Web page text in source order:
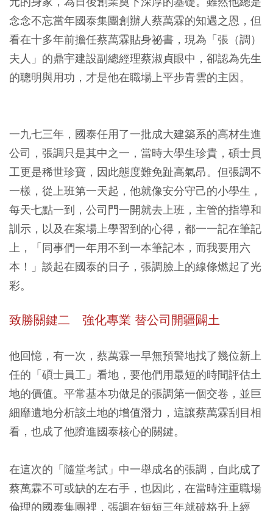
念念不忘當年國泰集團創辦人蔡萬霖的知遇之恩，但
看在十多年前擔任蔡萬霖貼身祕書，現為「張（調）
夫人」的鼎宇建設副總經理蔡淑貞眼中，卻認為先生
的聰明與用功，才是他在職場上平步青雲的主因。
一九七三年，國泰任用了一批成大建築系的高材生進
公司，張調只是其中之一，當時大學生珍貴，碩士員
工更是稀世珍寶，因此態度難免趾高氣昂。但張調不
一樣，從上班第一天起，他就像安分守己的小學生，
每天七點一到，公司門一開就去上班，主管的指導和
訓示，以及在案場上學習到的心得，都一一記在筆記
上，「同事們一年用不到一本筆記本，而我要用六
本！」談起在國泰的日子，張調臉上的線條燃起了光
彩。
致勝關鍵二 強化專業 替公司開疆闢土
他回憶，有一次，蔡萬霖一早無預警地找了幾位新上
任的「碩士員工」看地，要他們用最短的時間評估土
地的價值。平常基本功做足的張調第一個交卷，並巨
細靡遺地分析該土地的增值潛力，這讓蔡萬霖刮目相
看，也成了他躋進國泰核心的關鍵。
在這次的「隨堂考試」中一舉成名的張調，自此成了
蔡萬霖不可或缺的左右手，也因此，在當時注重職場
倫理的國泰集團裡，張調在短短三年就破格升上經